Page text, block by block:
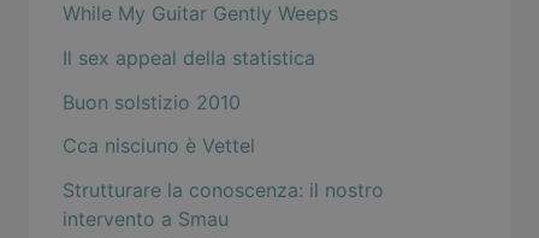
While My Guitar Gently Weeps
Il sex appeal della statistica
Buon solstizio 2010
Cca nisciuno è Vettel
Strutturare la conoscenza: il nostro
intervento a Smau